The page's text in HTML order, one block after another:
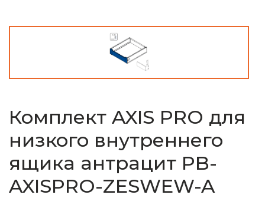
Комплект AXIS PRO для
низкого внутреннего
ящика антрацит PB-
AXISPRO-ZESWEW-A